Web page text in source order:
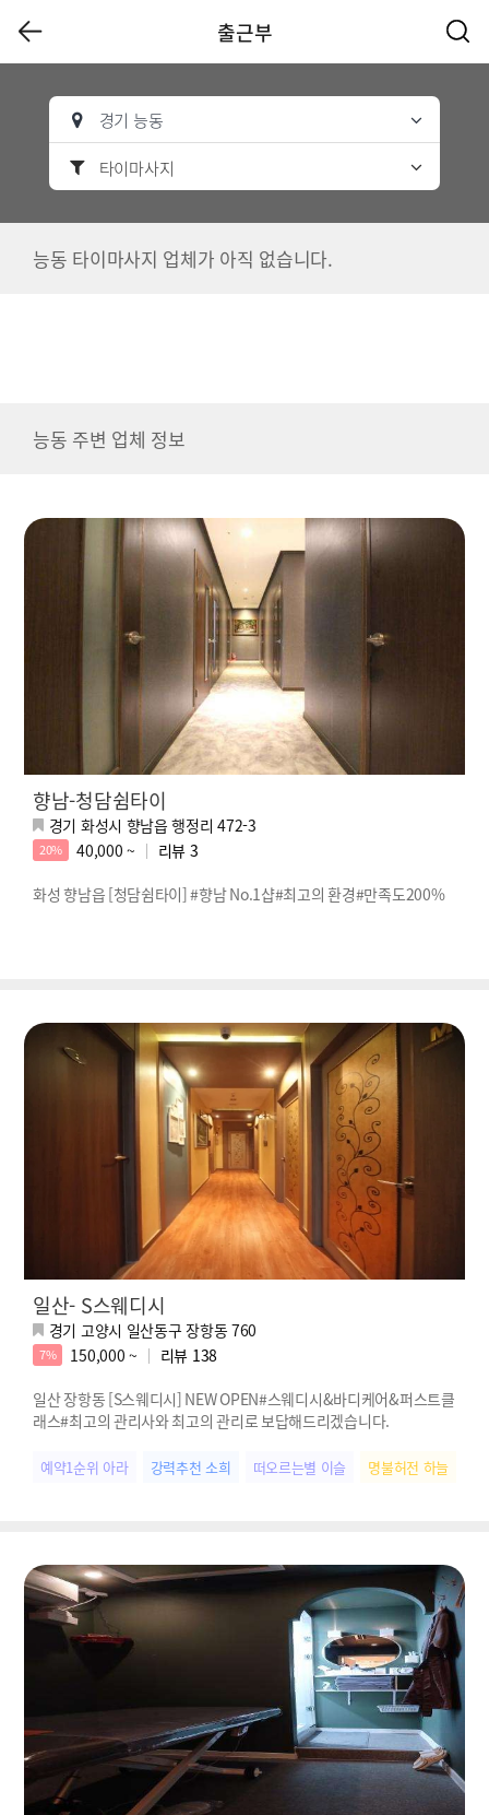
출근부
경기 능동
타이마사지
능동 타이마사지 업체가 아직 없습니다.
능동 주변 업체 정보
향남-청담쉼타이
경기 화성시 향남읍 행정리 472-3
20% 40,000 ~ 리뷰 3
화성 향남읍 [청담쉼타이] #향남 No.1샵#최고의 환경#만족도200%
일산- S스웨디시
경기 고양시 일산동구 장항동 760
7% 150,000 ~ 리뷰 138
일산 장항동 [S스웨디시] NEW OPEN#스웨디시&바디케어&퍼스트클
래스#최고의 관리사와 최고의 관리로 보답해드리겠습니다.
예약1순위 아라 강력추천 소희 떠오르는별 이슬 명불허전 하늘